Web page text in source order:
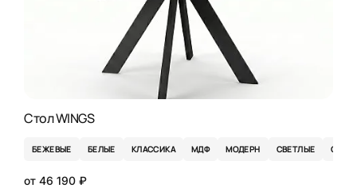
Стол WINGS
БЕЖЕВЫЕ БЕЛЫЕ КЛАССИКА МДФ МОДЕРН СВЕТЛЫЕ
от 46 190 ₽